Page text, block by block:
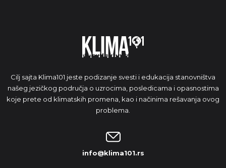
Cilj sajta Klima101 jeste podizanje svesti i edukacija stanovništva
našeg jezičkog područja o uzrocima, posledicama i opasnostima
koje prete od klimatskih promena, kao i načinima rešavanja ovog
problema.
info@klima101.rs